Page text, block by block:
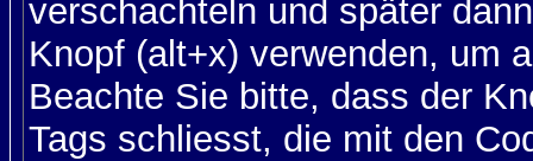
verschachteln und später
Knopf (alt+x) verwenden, um
Beachte Sie bitte, dass der
Tags schliesst, die mit den